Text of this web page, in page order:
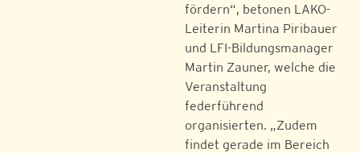
fördern“, betonen LAKO-
Leiterin Martina Piribauer
und LFI-Bildungsmanager
Martin Zauner, welche die
Veranstaltung
federführend
organisierten. „Zudem
findet gerade im Bereich